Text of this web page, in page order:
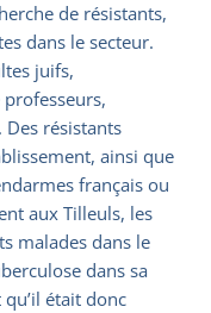
de résistants,
dans le secteur.
juifs,
résistants
ainsi que
français ou
aux Tilleuls, les
malades dans le
dans sa
était donc